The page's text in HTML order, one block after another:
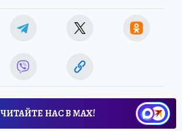
ЧИТАЙТЕ НАС В МАХ!